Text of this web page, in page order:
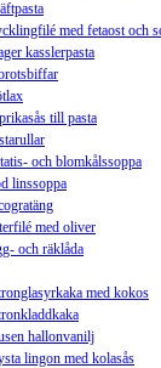
med fetaost och
kasslerpasta
till pasta
och blomkålssoppa
linssoppa
med oliver
och räklåda
med kokos
hallonvanilj
lingon med kolasås